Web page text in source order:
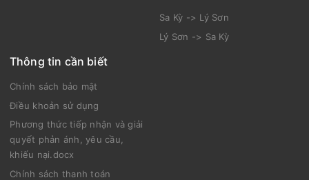
Sa Kỳ -> Lý Sơn
Lý Sơn -> Sa Kỳ
Thông tin cần biết
Chính sách bảo mật
Điều khoản sử dụng
Phương thức tiếp nhận và giải
quyết phản ánh, yêu cầu,
khiếu nại.docx
Chính sách thanh toán